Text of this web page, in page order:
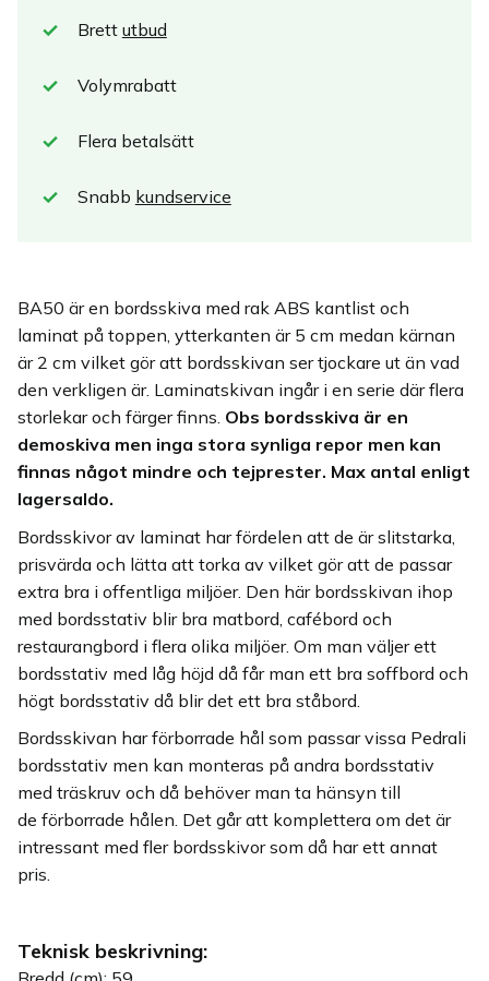
Brett utbud
Volymrabatt
Flera betalsätt
Snabb kundservice
BA50 är en bordsskiva med rak ABS kantlist och
laminat på toppen, ytterkanten är 5 cm medan kärnan
är 2 cm vilket gör att bordsskivan ser tjockare ut än vad
den verkligen är. Laminatskivan ingår i en serie där flera
storlekar och färger finns. Obs bordsskiva är en
demoskiva men inga stora synliga repor men kan
finnas något mindre och tejprester. Max antal enligt
lagersaldo.
Bordsskivor av laminat har fördelen att de är slitstarka,
prisvärda och lätta att torka av vilket gör att de passar
extra bra i offentliga miljöer. Den här bordsskivan ihop
med bordsstativ blir bra matbord, cafébord och
restaurangbord i flera olika miljöer. Om man väljer ett
bordsstativ med låg höjd då får man ett bra soffbord och
högt bordsstativ då blir det ett bra ståbord.
Bordsskivan har förborrade hål som passar vissa Pedrali
bordsstativ men kan monteras på andra bordsstativ
med träskruv och då behöver man ta hänsyn till
de förborrade hålen. Det går att komplettera om det är
intressant med fler bordsskivor som då har ett annat
pris.
Teknisk beskrivning: